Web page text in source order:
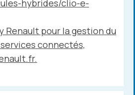
hybrides/clio-e-
Renault pour la gestion du
connectés,
.